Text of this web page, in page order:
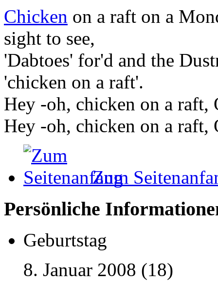
Chicken on a raft on a
sight to see,
'Dabtoes' for'd and the
'chicken on a raft'.
Hey -oh, chicken on a raft,
Hey -oh, chicken on a raft,
Zum
Persönliche
Geburtstag
8. Januar 2008 (18)